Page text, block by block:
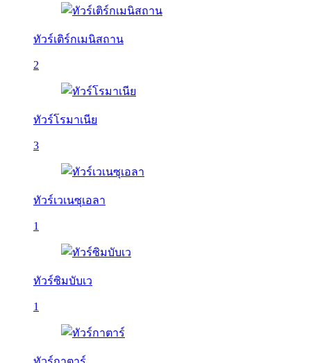
ทัวร์เติร์กเมนิสถาน
2
ทัวร์โรมาเนีย
3
ทัวร์เวเนซุเอลา
1
ทัวร์ซิมบับเว
1